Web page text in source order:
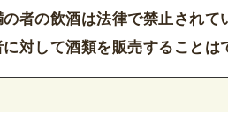
者の飲酒は法律で禁止されて
対して酒類を販売することは